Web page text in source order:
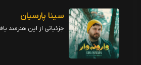
سینا پارسیان
جزئیاتی از این هنرمند